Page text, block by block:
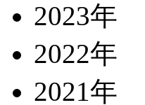
2023年
2022年
2021年